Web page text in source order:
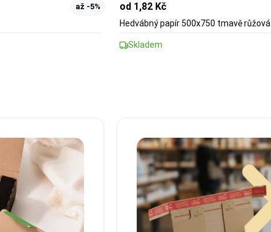
až -5% od 1,82 Kč
Hedvábný papír 500x750 tmavě růžová
Skladem